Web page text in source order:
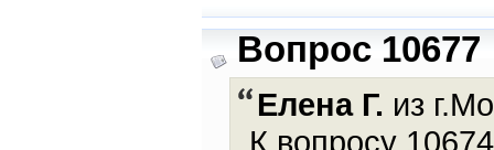
Вопрос 10677
Елена Г. из
К вопросу